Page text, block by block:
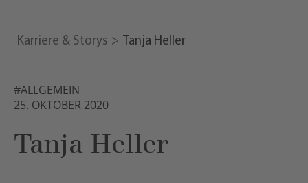
Karriere & Storys Tanja Heller
#ALLGEMEIN
25. OKTOBER 2020
Tanja Heller